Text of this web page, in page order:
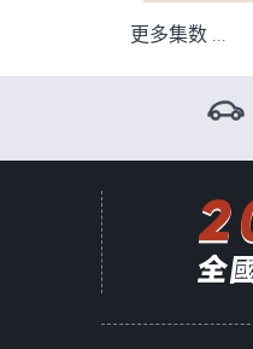
更多集数 ...